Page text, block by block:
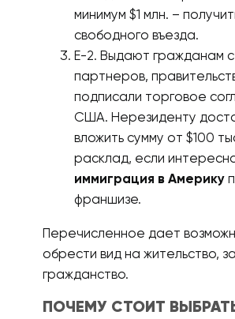
минимум $1 млн. –
свободного въезда.
Е-2. Выдают гражданам
партнеров,
подписали торговое
США. Нерезиденту
вложить сумму от $100
расклад, если
иммиграция в Америку
франшизе.
Перечисленное дает
обрести вид на жительство,
гражданство.
ПОЧЕМУ СТОИТ